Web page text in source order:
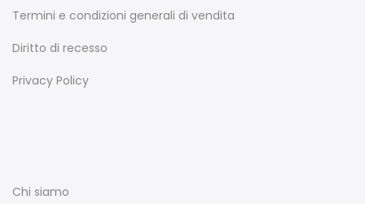
Termini e condizioni generali di vendita
Diritto di recesso
Privacy Policy
Chi siamo